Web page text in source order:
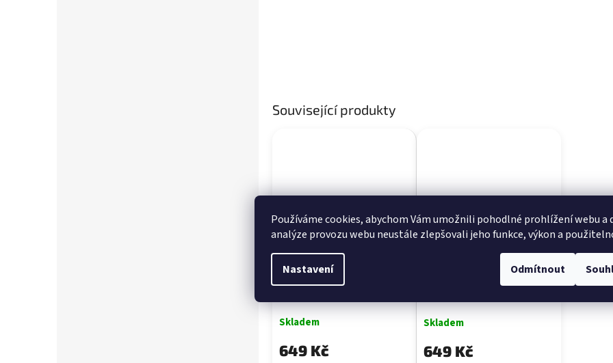
Používáme cookies, abychom Vám umožnili pohodlné prohlížení webu a
analýze provozu webu neustále zlepšovali jeho funkce, výkon a
Nastavení Odmítnout
Související produkty
Skladem
649 Kč
Skladem
649 Kč